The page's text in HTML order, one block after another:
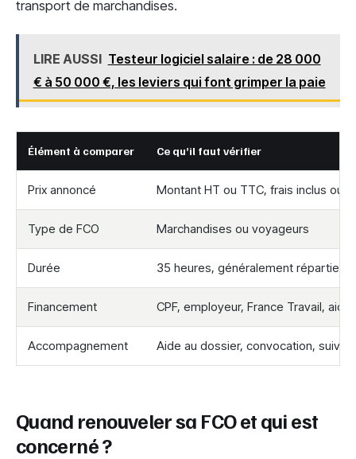
transport de marchandises.
LIRE AUSSI Testeur logiciel salaire : de 28 000
€ à 50 000 €, les leviers qui font grimper la paie
Élément à comparer Ce qu’il faut vérifier
Prix annoncé Montant HT ou TTC, frais inclus ou
Type de FCO Marchandises ou voyageurs
Durée 35 heures, généralement réparties
Financement CPF, employeur, France Travail,
Accompagnement Aide au dossier, convocation, suivi
Quand renouveler sa FCO et qui est
concerné ?